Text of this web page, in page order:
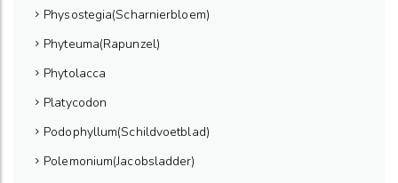
Physostegia(Scharnierbloem)
Phyteuma(Rapunzel)
Phytolacca
Platycodon
Podophyllum(Schildvoetblad)
Polemonium(Jacobsladder)